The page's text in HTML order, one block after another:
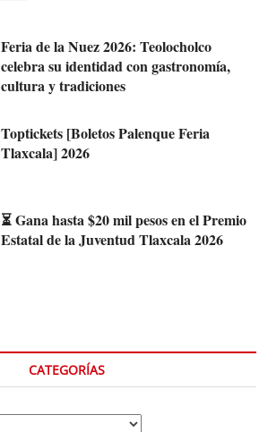
Feria de la Nuez 2026: Teolocholco
celebra su identidad con gastronomía,
cultura y tradiciones
Toptickets [Boletos Palenque Feria
Tlaxcala] 2026
⏳ Gana hasta $20 mil pesos en el Premio
Estatal de la Juventud Tlaxcala 2026
CATEGORÍAS